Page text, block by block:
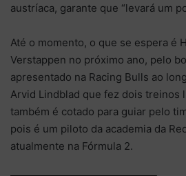
austríaca, garante que “levará um
Até o momento, o que se espera é
Verstappen no próximo ano, pelo
apresentado na Racing Bulls ao
Arvid Lindblad que fez dois treinos
também é cotado para guiar pelo
pois é um piloto da academia da
atualmente na Fórmula 2.